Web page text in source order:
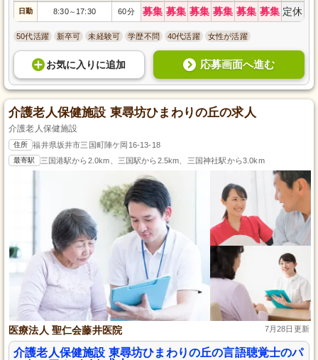
日勤 8:30～ 17:30 60分 募集 募集 募集 募集 募集 募集 定休
50代活躍 新卒可 未経験可 学歴不問 40代活躍 女性が活躍
お気に入り に追加 応募画面へ進む
介護老人保健施設 東尋坊ひまわりの丘の求人
介護老人保健施設
住所 福井県坂井市三国町陣ケ岡16-13-18
最寄駅 三国港駅から2.0km、三国駅から2.5km、三国神社駅から3.0km
医療法人 聖仁会藤井医院 7月28日更新
介護老人保健施設 東尋坊ひまわりの丘の言語聴覚士のパ